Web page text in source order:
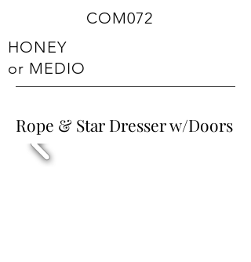
COM072
HONEY
or MEDIO
Rope & Star Dresser w/Doors